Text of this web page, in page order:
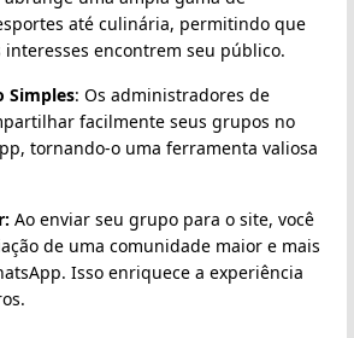
até culinária, permitindo que
encontrem seu público.
Simples: Os administradores de
facilmente seus grupos no
tornando-o uma ferramenta valiosa
Ao enviar seu grupo para o site, você
de uma comunidade maior e mais
Isso enriquece a experiência